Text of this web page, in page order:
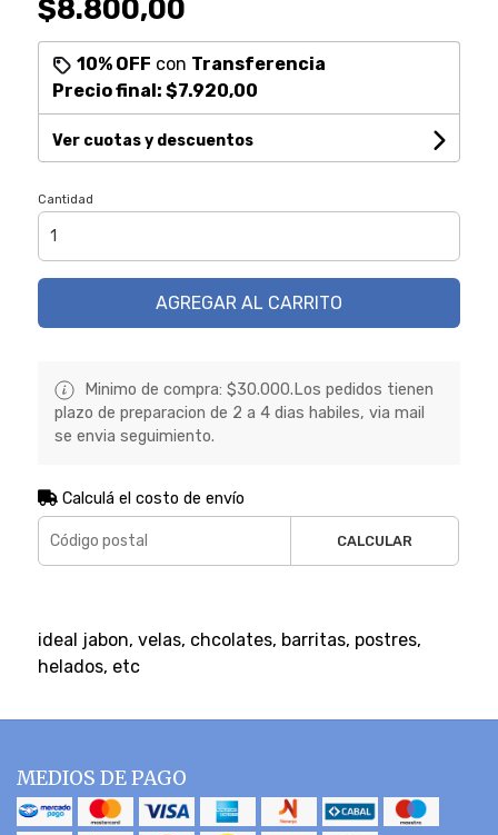
$8.800,00
10% OFF con Transferencia
Precio final: $7.920,00
Ver cuotas y descuentos
Cantidad
AGREGAR AL CARRITO
Minimo de compra: $30.000.Los pedidos tienen
plazo de preparacion de 2 a 4 dias habiles, via mail
se envia seguimiento.
Calculá el costo de envío
CALCULAR
ideal jabon, velas, chcolates, barritas, postres,
helados, etc
MEDIOS DE PAGO